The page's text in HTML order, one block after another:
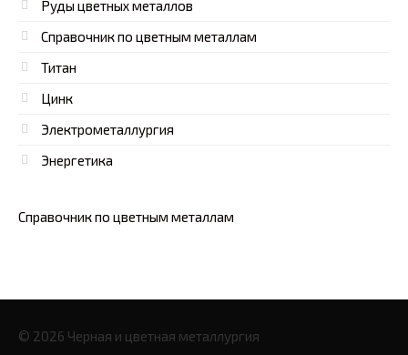
Руды цветных металлов
Справочник по цветным металлам
Титан
Цинк
Электрометаллургия
Энергетика
Справочник по цветным металлам
© 2026 Черная и цветная металлургия